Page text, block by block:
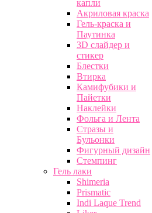
капли
Акриловая краска
Гель-краска и
Паутинка
3D слайдер и
стикер
Блестки
Втирка
Камифубики и
Пайетки
Наклейки
Фольга и Лента
Стразы и
Бульонки
Фигурный дизайн
Стемпинг
Гель лаки
Shimeria
Prismatic
Indi Laque Trend